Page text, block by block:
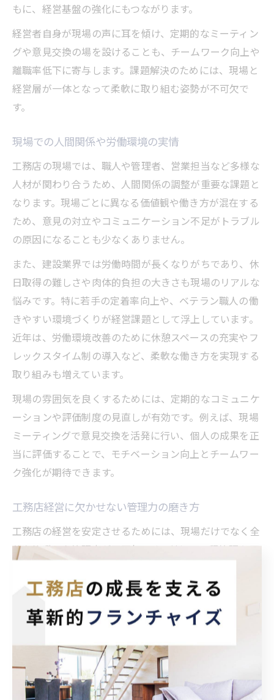
もに、経営基盤の強化にもつながります。
経営者自身が現場の声に耳を傾け、定期的なミーティン
グや意見交換の場を設けることも、チームワーク向上や
離職率低下に寄与します。課題解決のためには、現場と
経営層が一体となって柔軟に取り組む姿勢が不可欠で
す。
現場での人間関係や労働環境の実情
工務店の現場では、職人や管理者、営業担当など多様な
人材が関わり合うため、人間関係の調整が重要な課題と
なります。現場ごとに異なる価値観や働き方が混在する
ため、意見の対立やコミュニケーション不足がトラブル
の原因になることも少なくありません。
また、建設業界では労働時間が長くなりがちであり、休
日取得の難しさや肉体的負担の大きさも現場のリアルな
悩みです。特に若手の定着率向上や、ベテラン職人の働
きやすい環境づくりが経営課題として浮上しています。
近年は、労働環境改善のために休憩スペースの充実やフ
レックスタイム制の導入など、柔軟な働き方を実現する
取り組みも増えています。
現場の雰囲気を良くするためには、定期的なコミュニケ
ーションや評価制度の見直しが有効です。例えば、現場
ミーティングで意見交換を活発に行い、個人の成果を正
当に評価することで、モチベーション向上とチームワー
ク強化が期待できます。
工務店経営に欠かせない管理力の磨き方
工務店の経営を安定させるためには、現場だけでなく全
体を俯瞰した管理力が不可欠です。特に、工程管理や原
把握し、効率的に運用するスキルが求められます。
管理力を磨くには、まず工事管理と施工管理の違いを理
解し、各プロセスの役割を明確にすることが重要です。
例えば、工事監理者は設計図通りに工事が進行している
かを確認し、施工管理者は現場の安全や品質を直接監督
します。これらの役割を区別し、適切な人材配置や業務